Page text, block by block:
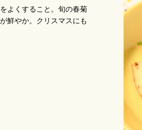
よくすること。旬の春菊
鮮やか。クリスマスにも